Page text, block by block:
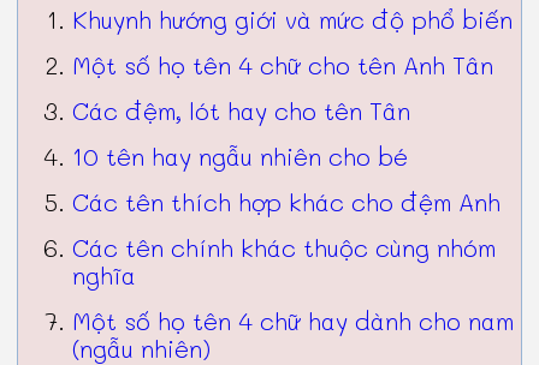
Khuynh hướng giới và mức độ phổ biến
Một số họ tên 4 chữ cho tên Anh Tân
Các đệm, lót hay cho tên Tân
10 tên hay ngẫu nhiên cho bé
Các tên thích hợp khác cho đệm Anh
Các tên chính khác thuộc cùng nhóm
nghĩa
Một số họ tên 4 chữ hay dành cho nam
(ngẫu nhiên)